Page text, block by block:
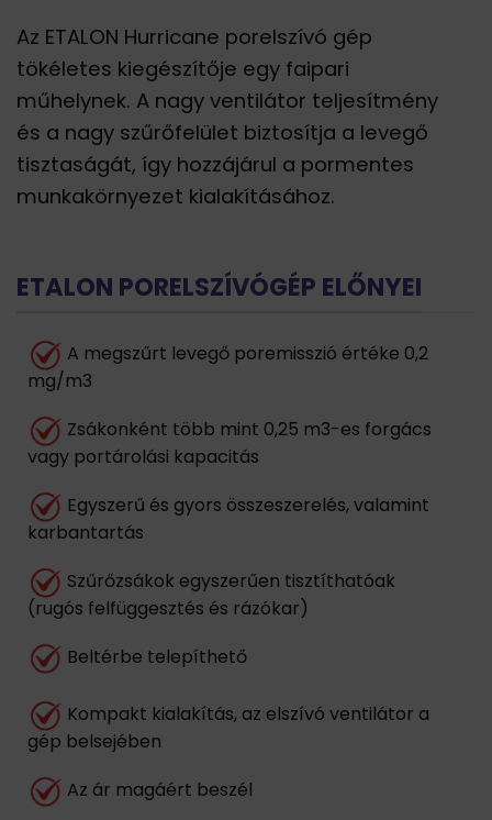
Az ETALON Hurricane porelszívó gép
tökéletes kiegészítője egy faipari
műhelynek. A nagy ventilátor teljesítmény
és a nagy szűrőfelület biztosítja a levegő
tisztaságát, így hozzájárul a pormentes
munkakörnyezet kialakításához.
ETALON PORELSZÍVÓGÉP ELŐNYEI
A megszűrt levegő poremisszió értéke 0,2
mg/m3
Zsákonként több mint 0,25 m3-es forgács
vagy portárolási kapacitás
Egyszerű és gyors összeszerelés, valamint
karbantartás
Szűrőzsákok egyszerűen tisztíthatóak
(rugós felfüggesztés és rázókar)
Beltérbe telepíthető
Kompakt kialakítás, az elszívó ventilátor a
gép belsejében
Az ár magáért beszél